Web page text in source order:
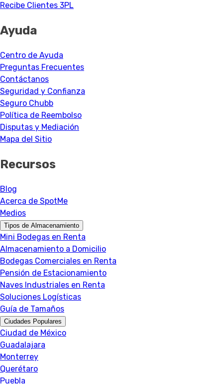
Recibe Clientes 3PL
Ayuda
Centro de Ayuda
Preguntas Frecuentes
Contáctanos
Seguridad y Confianza
Seguro Chubb
Política de Reembolso
Disputas y Mediación
Mapa del Sitio
Recursos
Blog
Acerca de SpotMe
Medios
Tipos de Almacenamiento
Mini Bodegas en Renta
Almacenamiento a Domicilio
Bodegas Comerciales en Renta
Pensión de Estacionamiento
Naves Industriales en Renta
Soluciones Logísticas
Guía de Tamaños
Ciudades Populares
Ciudad de México
Guadalajara
Monterrey
Querétaro
Puebla